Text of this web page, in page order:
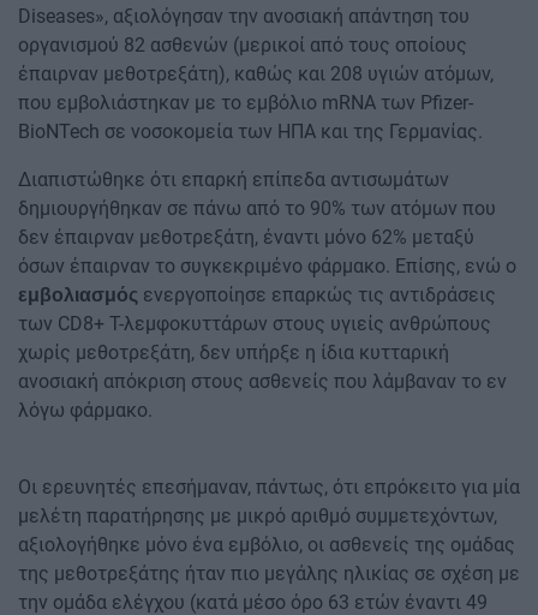
Diseases», αξιολόγησαν την ανοσιακή απάντηση του
οργανισμού 82 ασθενών (μερικοί από τους οποίους
έπαιρναν μεθοτρεξάτη), καθώς και 208 υγιών ατόμων,
που εμβολιάστηκαν με το εμβόλιο mRNA των Pfizer-
BioNTech σε νοσοκομεία των ΗΠΑ και της Γερμανίας.
Διαπιστώθηκε ότι επαρκή επίπεδα αντισωμάτων
δημιουργήθηκαν σε πάνω από το 90% των ατόμων που
δεν έπαιρναν μεθοτρεξάτη, έναντι μόνο 62% μεταξύ
όσων έπαιρναν το συγκεκριμένο φάρμακο. Επίσης, ενώ ο
εμβολιασμός ενεργοποίησε επαρκώς τις αντιδράσεις
των CD8+ Τ-λεμφοκυττάρων στους υγιείς ανθρώπους
χωρίς μεθοτρεξάτη, δεν υπήρξε η ίδια κυτταρική
ανοσιακή απόκριση στους ασθενείς που λάμβαναν το εν
λόγω φάρμακο.
Οι ερευνητές επεσήμαναν, πάντως, ότι επρόκειτο για μία
μελέτη παρατήρησης με μικρό αριθμό συμμετεχόντων,
αξιολογήθηκε μόνο ένα εμβόλιο, οι ασθενείς της ομάδας
της μεθοτρεξάτης ήταν πιο μεγάλης ηλικίας σε σχέση με
την ομάδα ελέγχου (κατά μέσο όρο 63 ετών έναντι 49